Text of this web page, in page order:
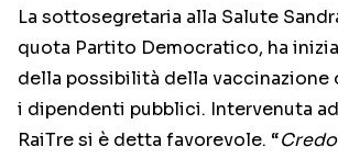
La sottosegretaria alla Salute
quota Partito Democratico, ha
della possibilità della vaccinazione
i dipendenti pubblici. Intervenuta
RaiTre si è detta favorevole. “